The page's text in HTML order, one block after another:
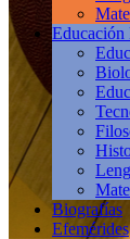
Educación
Biografías
Efemérides